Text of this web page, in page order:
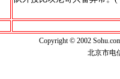
Copyright © 2002
北京市电